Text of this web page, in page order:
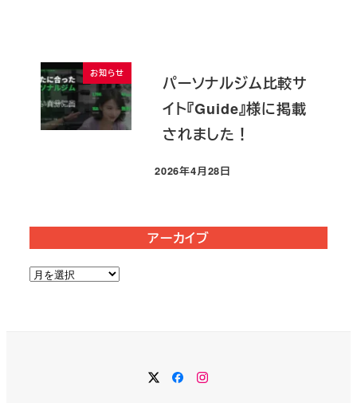
お知らせ
パーソナルジム比較サ
イト『Guide』様に掲載
されました！
投稿日
2026年4月28日
アーカイブ
ア